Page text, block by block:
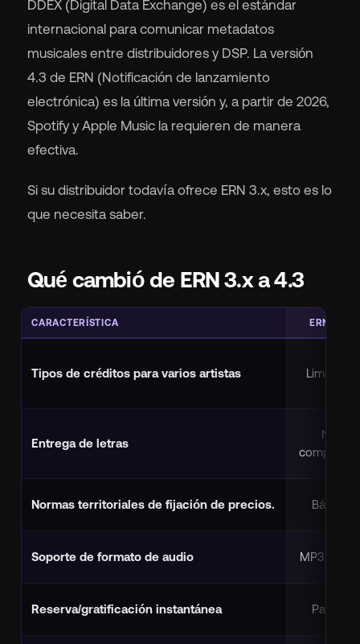
DDEX (Digital Data Exchange) es el estándar
internacional para comunicar metadatos
musicales entre distribuidores y DSP. La versión
4.3 de ERN (Notificación de lanzamiento
electrónica) es la última versión y, a partir de 2026,
Spotify y Apple Music la requieren de manera
efectiva.
Si su distribuidor todavía ofrece ERN 3.x, esto es lo
que necesita saber.
Qué cambió de ERN 3.x a 4.3
CARACTERÍSTICA ERN 3.X
Tipos de créditos para varios artistas Limitado
Entrega de letras
No
compatible
Normas territoriales de fijación de precios. Básico
Soporte de formato de audio MP3, FLAC
Reserva/gratificación instantánea Parcial